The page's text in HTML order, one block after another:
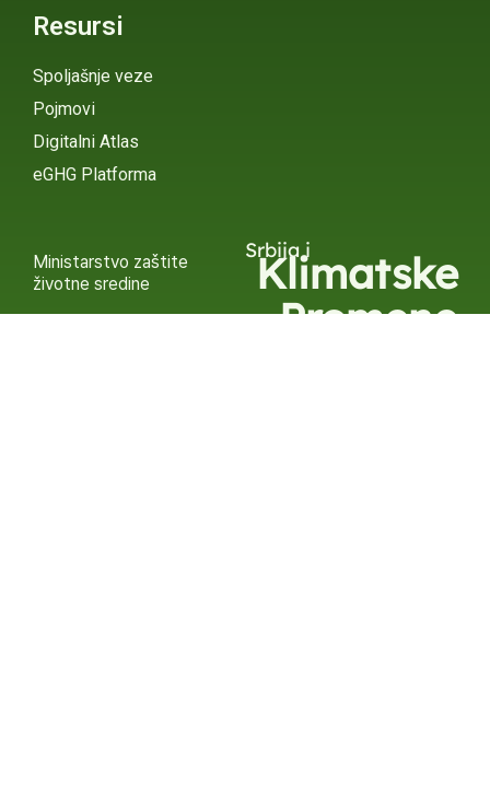
Resursi
Spoljašnje veze
Pojmovi
Digitalni Atlas
eGHG Platforma
Ministarstvo zaštite
životne sredine
Srbija i
Klimatske
Promene